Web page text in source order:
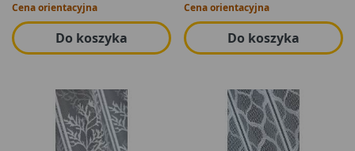
Cena orientacyjna
Do koszyka
Cena orientacyjna
Do koszyka